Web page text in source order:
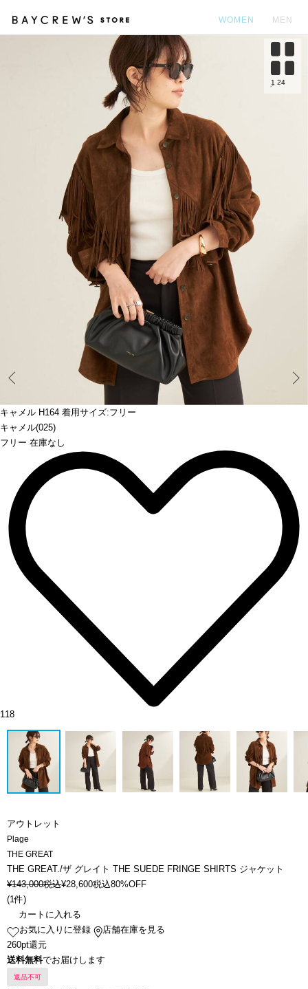
WOMEN MEN
キャメル H164 着用サイズ:フリー
キャメル(025)
フリー 在庫なし
1 24
118
アウトレット
Plage
THE GREAT
THE GREAT./ザ グレイト THE SUEDE FRINGE SHIRTS ジャケット
¥143,000税込¥28,600税込80%OFF
(1件)
カートに入れる
お気に入りに登録
店舗在庫を見る
260pt還元
送料無料でお届けします
返品不可